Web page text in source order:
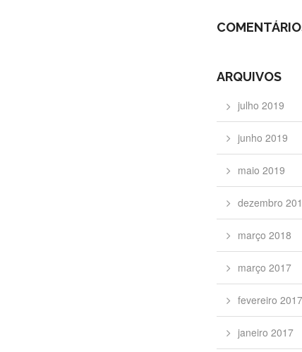
ARQUIVOS
julho 2019
junho 2019
maio 2019
dezembro
março 2018
março 2017
fevereiro 2017
janeiro 2017